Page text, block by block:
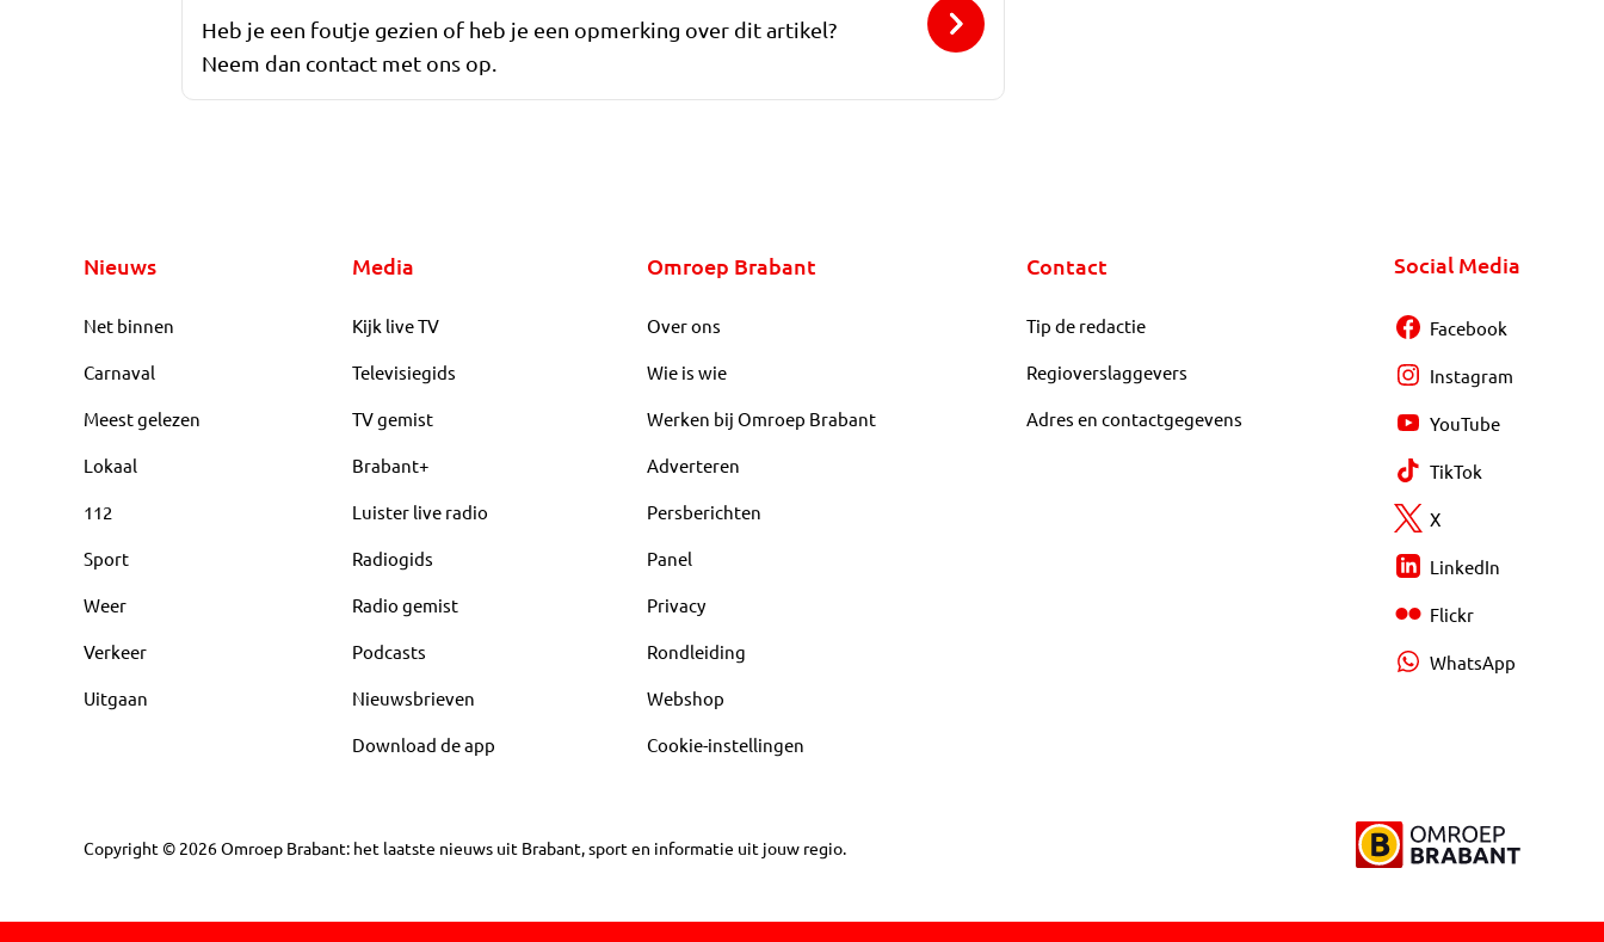
Heb je een foutje gezien of heb je een opmerking over dit artikel?
Neem dan contact met ons op.
Nieuws
Net binnen
Carnaval
Meest gelezen
Lokaal
112
Sport
Weer
Verkeer
Uitgaan
Media
Kijk live TV
Televisiegids
TV gemist
Brabant+
Luister live radio
Radiogids
Radio gemist
Podcasts
Nieuwsbrieven
Download de app
Omroep Brabant
Over ons
Wie is wie
Werken bij Omroep Brabant
Adverteren
Persberichten
Panel
Privacy
Rondleiding
Webshop
Cookie-instellingen
Contact
Tip de redactie
Regioverslaggevers
Adres en contactgegevens
Social Media
Facebook
Instagram
YouTube
TikTok
X
LinkedIn
Flickr
WhatsApp
Copyright © 2026Omroep Brabant: het laatste nieuws uit Brabant, sport en informatie uit jouw regio.